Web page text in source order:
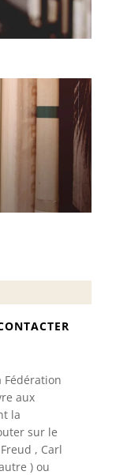
aux
la
sur le
, Carl
) ou